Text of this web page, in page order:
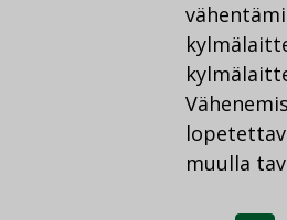
muulla